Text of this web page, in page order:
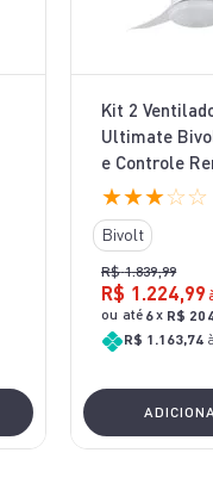
Kit 2
Ultimate
e Controle
★★★☆☆
Bivolt
R$ 1.839,99
R$ 1 .224,99
ou até 6x R$
R$ 1.163,74